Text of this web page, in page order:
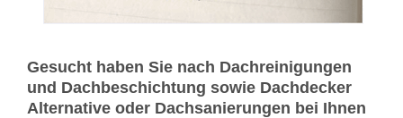
Gesucht haben Sie nach Dachreinigungen
und Dachbeschichtung sowie Dachdecker
Alternative oder Dachsanierungen bei Ihnen